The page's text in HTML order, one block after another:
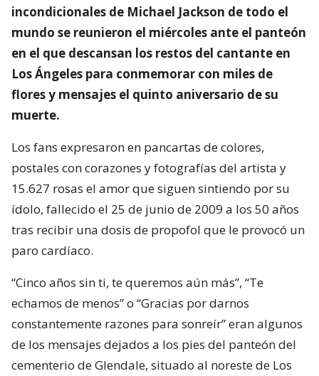
incondicionales de Michael Jackson de todo el
mundo se reunieron el miércoles ante el panteón
en el que descansan los restos del cantante en
Los Ángeles para conmemorar con miles de
flores y mensajes el quinto aniversario de su
muerte.
Los fans expresaron en pancartas de colores,
postales con corazones y fotografías del artista y
15.627 rosas el amor que siguen sintiendo por su
ídolo, fallecido el 25 de junio de 2009 a los 50 años
tras recibir una dosis de propofol que le provocó un
paro cardíaco.
“Cinco años sin ti, te queremos aún más”, “Te
echamos de menos” o “Gracias por darnos
constantemente razones para sonreír” eran algunos
de los mensajes dejados a los pies del panteón del
cementerio de Glendale, situado al noreste de Los